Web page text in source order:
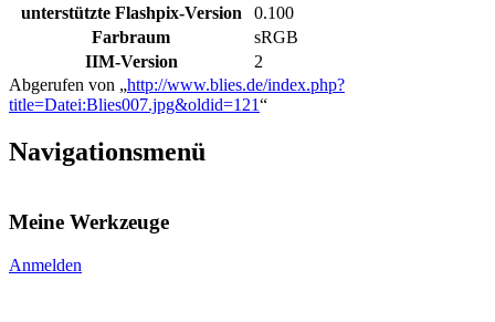
unterstützte Flashpix-Version
0.100
Farbraum
sRGB
IIM-Version
2
Abgerufen von „http://www.blies.de/index.php?
title=Datei:Blies007.jpg&oldid=121“
Navigationsmenü
Meine Werkzeuge
Anmelden